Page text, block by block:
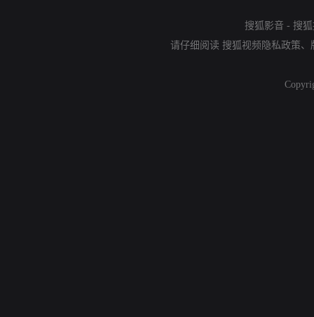
搜狐影音 - 搜
请仔细阅读 搜狐视频隐私政策、